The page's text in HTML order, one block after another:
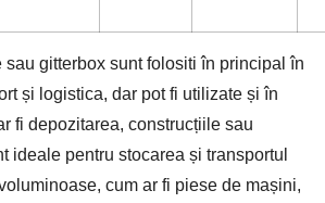
sau gitterbox sunt folositi în principal în
și logistica, dar pot fi utilizate și în
fi depozitarea, construcțiile sau
ideale pentru stocarea și transportul
cum ar fi piese de mașini,